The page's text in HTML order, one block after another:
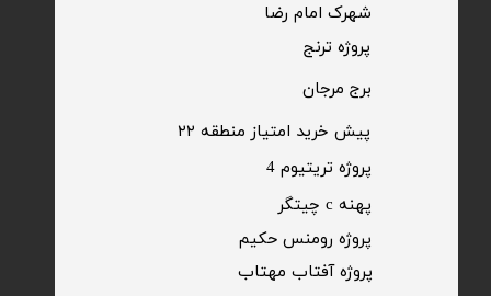
​پروژه ترنج
شهرک امام رضا
برج مرجان
پیش خرید امتیاز منطقه ۲۲​​​​​​​
​پروژه آفتاب مهتاب
پروژه رومنس حکیم
پهنه c چیتگر
پروژه تریتیوم 4